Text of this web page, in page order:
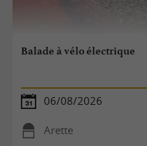
Balade à vélo électrique
06/08/2026
Arette